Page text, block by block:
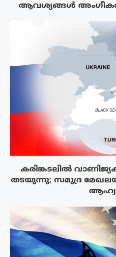
ആവശ്യങ്ങൾ
കരിങ്കടലിൽ
തടയുന്നു; സമുദ്ര